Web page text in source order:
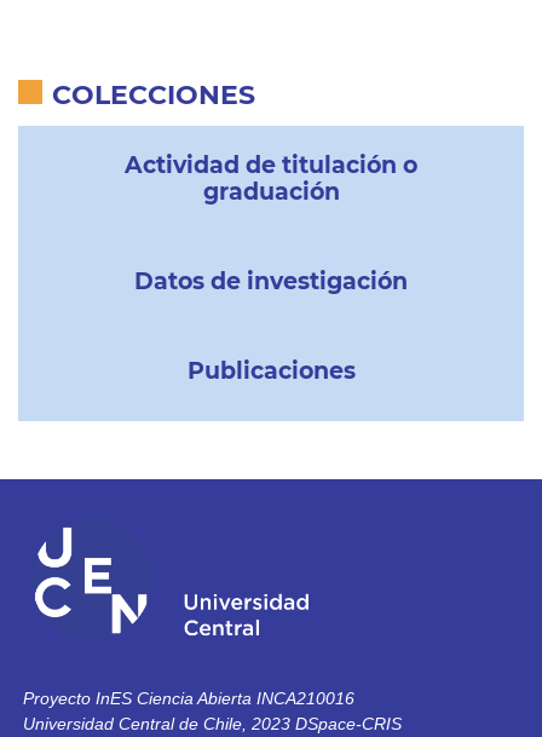
COLECCIONES
Actividad de titulación o
graduación
Datos de investigación
Publicaciones
Proyecto InES Ciencia Abierta INCA210016
Universidad Central de Chile, 2023 DSpace-CRIS